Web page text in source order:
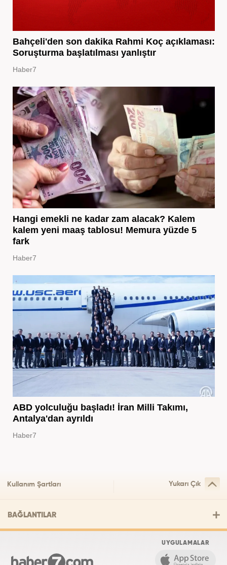
Bahçeli'den son dakika Rahmi Koç açıklaması:
Soruşturma başlatılması yanlıştır
Haber7
Hangi emekli ne kadar zam alacak? Kalem
kalem yeni maaş tablosu! Memura yüzde 5
fark
Haber7
ABD yolculuğu başladı! İran Milli Takımı,
Antalya'dan ayrıldı
Haber7
Kullanım Şartları Yukarı Çık
BAĞLANTILAR
UYGULAMALAR